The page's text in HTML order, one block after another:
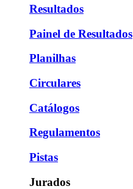
Resultados
Painel de Resultados
Planilhas
Circulares
Catálogos
Regulamentos
Pistas
Jurados